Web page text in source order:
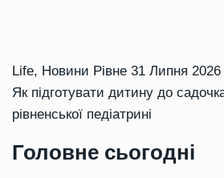
Life, Новини Рівне 31 Липня 2026
Як підготувати дитину до
рівненської педіатрині
Головне сьогодні